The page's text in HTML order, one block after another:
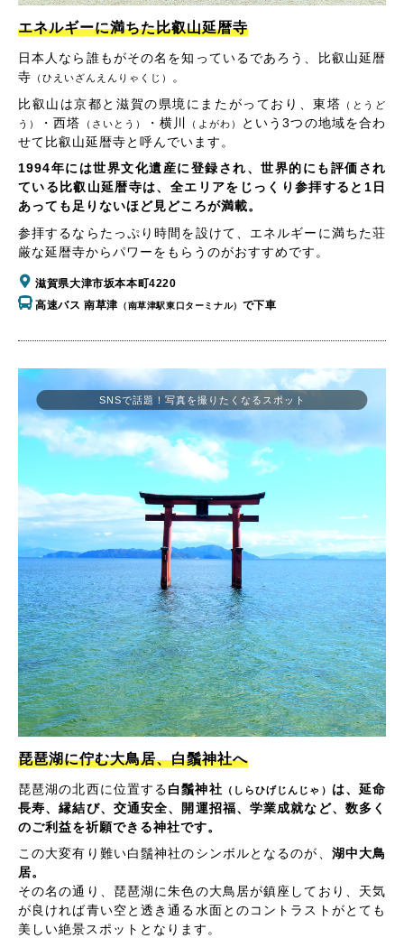
エネルギーに満ちた比叡山延暦寺
日本人なら誰もがその名を知っているであろう、比叡山延暦
寺 （ひえいざんえんりゃくじ） 。
比叡山は京都と滋賀の県境にまたがっており、東塔
（とうど
う）
・西塔 （さいとう） ・横川 （よがわ）
という3つの地域を合わ
せて比叡山延暦寺と呼んでいます。
1994年には世界文化遺産に登録され、世界的にも評価され
ている比叡山延暦寺は、全エリアをじっくり参拝すると1日
あっても足りないほど見どころが満載。
参拝するならたっぷり時間を設けて、エネルギーに満ちた荘
厳な延暦寺からパワーをもらうのがおすすめです。
滋賀県大津市坂本本町4220
高速バス 南草津 （南草津駅東口ターミナル） で下車
琵琶湖に佇む大鳥居、白鬚神社へ
琵琶湖の北西に位置する白鬚神社 （しらひげじんじゃ）
は、延命
長寿、縁結び、交通安全、開運招福、学業成就など、数多く
のご利益を祈願できる神社です。
この大変有り難い白鬚神社のシンボルとなるのが、 湖中大鳥
居。
その名の通り、琵琶湖に朱色の大鳥居が鎮座しており、天気
が良ければ青い空と透き通る水面とのコントラストがとても
美しい絶景スポットとなります。
SNSで話題！写真を撮りたくなるスポット